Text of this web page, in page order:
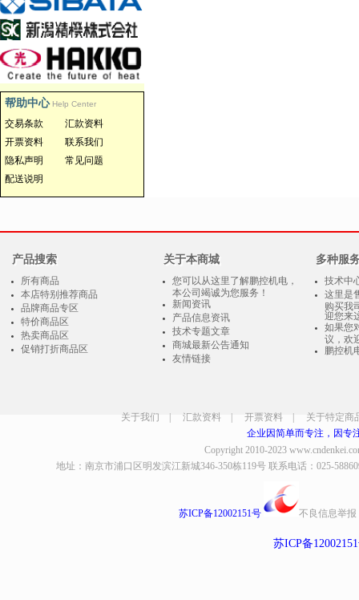
帮助中心 Help Center
交易条款
汇款资料
开票资料
联系我们
隐私声明
常见问题
配送说明
产品搜索
所有商品
本店特别推荐商品
品牌商品专区
特价商品区
热卖商品区
促销打折商品区
关于本商城
您可以从这里了解鹏控机电，
本公司竭诚为您服务！
新闻资讯
产品信息资讯
技术专题文章
商城最新公告通知
友情链接
多种服
技术中
这里是
购买我
迎您来
如果您
议，欢
鹏控机
关于我们 汇款资料 开票资料
关于特定商
企业因简单而专注，因专
Copyright 2010-2023
地址：南京市浦口区明发滨江新城346-350栋119号 联系电话：025-
苏ICP备12002151号 不良信息举报
苏ICP备